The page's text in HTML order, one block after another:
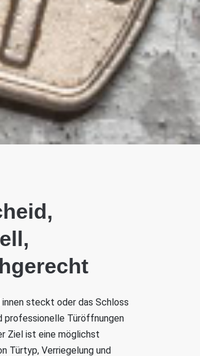
steckt oder das Schloss
professionelle Türöffnungen
Ziel ist eine möglichst
Türtyp, Verriegelung und